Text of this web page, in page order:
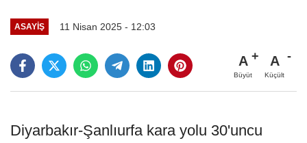
ASAYIŞ 11 Nisan 2025 - 12:03
A
Büyüt
A
Küçült
Diyarbakır-Şanlıurfa kara yolu 30'uncu